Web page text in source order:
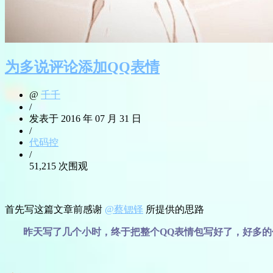
为多说评论添加QQ表情
@ 千千
/
发表于 2016 年 07 月 31 日
/
代码控
/
51,215 次围观
首先写这篇文章前感谢 @蔡锶铎 所提供的思路
昨天写了几个小时，终于把整个QQ表情包写好了，好多的